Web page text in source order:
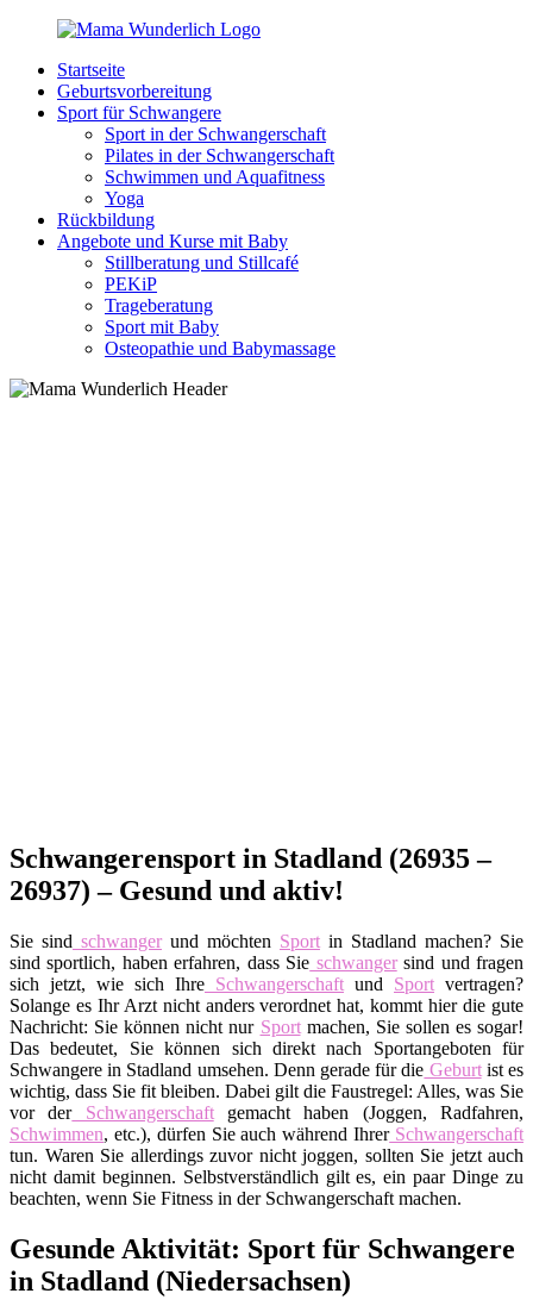
Zurück
Inhalt
MamaWunderlich.de
Mutti
sein
wunderbar!
Startseite
Geburtsvorbereitung
Sport für Schwangere
Sport in der Schwangerschaft
Pilates in der Schwangerschaft
Schwimmen und Aquafitness
Yoga
Rückbildung
Angebote und Kurse mit Baby
Stillberatung und Stillcafé
PEKiP
Trageberatung
Sport mit Baby
Osteopathie und Babymassage
Schwangerensport in Stadland (26935 –
26937) – Gesund und aktiv!
Sie sind schwangerund möchten Sport in Stadland machen? Sie
sind sportlich, haben erfahren, dass Sie schwangersind und fragen
sich jetzt, wie sich Ihre Schwangerschaft und Sport vertragen?
Solange es Ihr Arzt nicht anders verordnet hat, kommt hier die gute
Nachricht: Sie können nicht nur Sportmachen, Sie sollen es sogar!
Das bedeutet, Sie können sich direkt nach Sportangeboten für
Schwangere in Stadland umsehen. Denn gerade für die Geburtist es
wichtig, dass Sie fit bleiben. Dabei gilt die Faustregel: Alles, was Sie
vor derSchwangerschaftgemacht haben (Joggen, Radfahren,
Schwimmen, etc.), dürfen Sie auch während IhrerSchwangerschaft
tun. Waren Sie allerdings zuvor nicht joggen, sollten Sie jetzt auch
nicht damit beginnen. Selbstverständlich gilt es, ein paar Dinge zu
beachten, wenn Sie Fitness in der Schwangerschaft machen.
Gesunde Aktivität: Sport für Schwangere
in Stadland (Niedersachsen)